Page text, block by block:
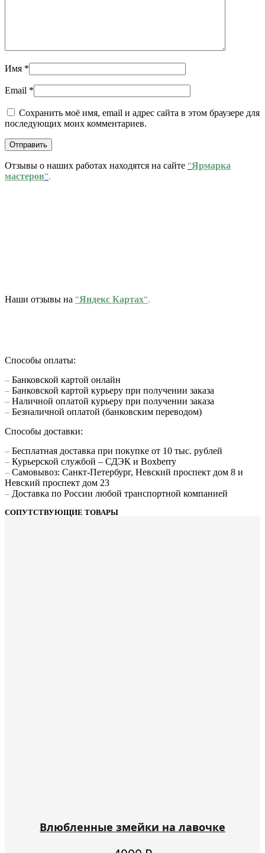
Имя *
Email *
Сохранить моё имя, email и адрес сайта в этом браузере для
последующих моих комментариев.
Отзывы о наших работах находятся на сайте “Ярмарка
мастеров“.
Наши отзывы на “Яндекс Картах“.
Способы оплаты:
– Банковской картой онлайн
– Банковской картой курьеру при получении заказа
– Наличной оплатой курьеру при получении заказа
– Безналичной оплатой (банковским переводом)
Способы доставки:
– Бесплатная доставка при покупке от 10 тыс. рублей
– Курьерской службой – СДЭК и Boxberry
– Самовывоз: Санкт-Петербург, Невский проспект дом 8 и
Невский проспект дом 23
– Доставка по России любой транспортной компанией
СОПУТСТВУЮЩИЕ ТОВАРЫ
Влюбленные змейки на лавочке